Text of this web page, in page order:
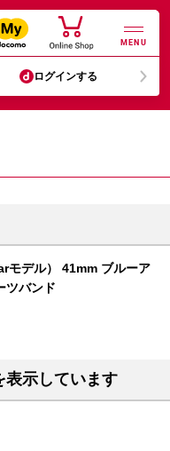
MENU
ログインする
デル） 41mm ブルーア
ツバンド
表示しています